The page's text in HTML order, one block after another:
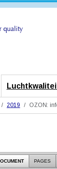
2019 OZON:
PAGES